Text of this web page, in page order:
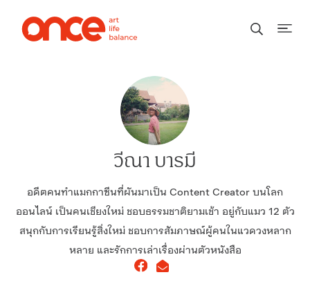
วีณา บารมี
อดีตคนทำแมกกาซีนที่ผันมาเป็น Content Creator บนโลก
ออนไลน์ เป็นคนเชียงใหม่ ชอบธรรมชาติยามเช้า อยู่กับแมว 12 ตัว
สนุกกับการเรียนรู้สิ่งใหม่ ชอบการสัมภาษณ์ผู้คนในแวดวงหลาก
หลาย และรักการเล่าเรื่องผ่านตัวหนังสือ